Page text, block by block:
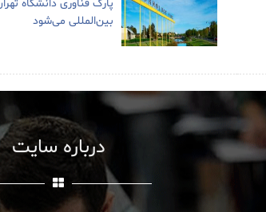
پارک فناوری دانشگاه
بین‌المللی می‌شود
درباره سایت